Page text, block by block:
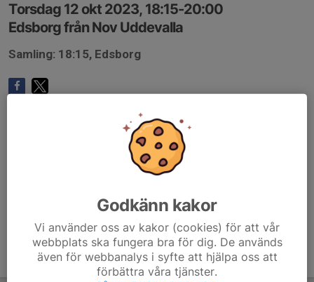
Torsdag 12 okt 2023, 18:15-20:00
Edsborg från Nov Uddevalla
Samling: 18:15, Edsborg
Godkänn kakor
Vi använder oss av kakor (cookies) för att vår
webbplats ska fungera bra för dig. De används
även för webbanalys i syfte att hjälpa oss att
förbättra våra tjänster.